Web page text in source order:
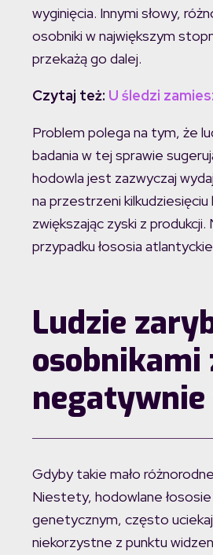
wyginięcia. Innymi słowy,
osobniki w największym
przekażą go dalej.
Czytaj też: U śledzi
Problem polega na tym, że
badania w tej sprawie
hodowla jest zazwyczaj
na przestrzeni
zwiększając zyski z
przypadku łososia
Ludzie
osobnikami
negatywnie
Gdyby takie mało
Niestety, hodowlane
genetycznym, często
niekorzystne z punktu